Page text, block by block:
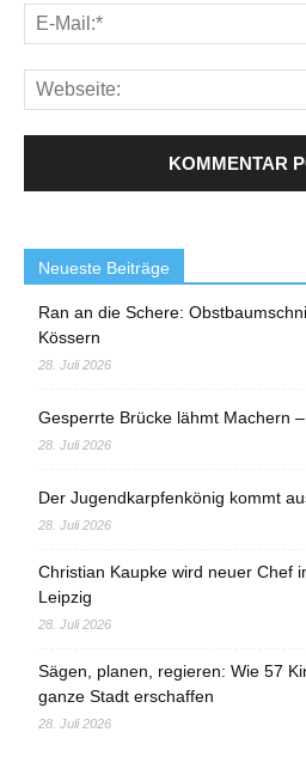
Neueste Beiträge
Ran an die Schere:
Kössern
28. Juli 2026
Gesperrte Brücke lähmt Machern
28. Juli 2026
Der Jugendkarpfenkönig kommt
28. Juli 2026
Christian Kaupke wird neuer Chef
Leipzig
28. Juli 2026
Sägen, planen, regieren: Wie 57
ganze Stadt erschaffen
28. Juli 2026